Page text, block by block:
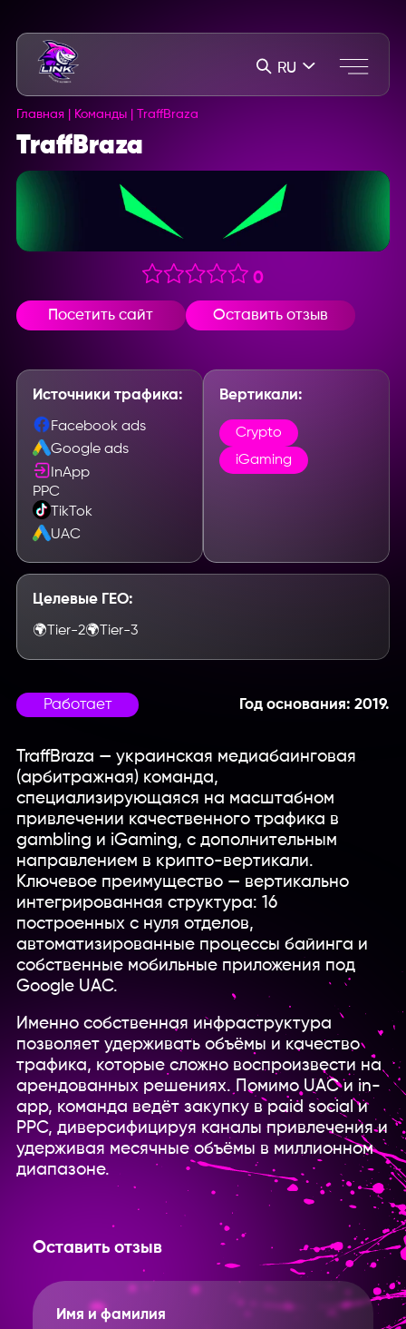
RU
Главная Команды TraffBraza
TraffBraza
0
Посетить сайт Оставить отзыв
TraffBraza — украинская медиабаинговая
(арбитражная) команда,
специализирующаяся на масштабном
привлечении качественного трафика в
gambling и iGaming, с дополнительным
направлением в крипто-вертикали.
Ключевое преимущество — вертикально
интегрированная структура: 16
построенных с нуля отделов,
автоматизированные процессы байинга и
собственные мобильные приложения под
Google UAC.
Именно собственная инфраструктура
позволяет удерживать объёмы и качество
трафика, которые сложно воспроизвести на
арендованных решениях. Помимо UAC и in-
app, команда ведёт закупку в paid social и
PPC, диверсифицируя каналы привлечения и
удерживая месячные объёмы в миллионном
диапазоне.
Работает Год основания: 2019.
Оставить отзыв
Имя и фамилия
Вертикали:
Crypto
iGaming
Источники трафика:
Facebook ads
Google ads
InApp
PPC
TikTok
UAC
Целевые ГЕО:
🌍 Tier-2🌍 Tier-3